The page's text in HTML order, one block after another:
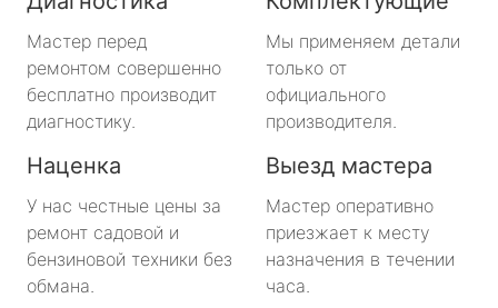
Мастер перед
ремонтом совершенно
бесплатно производит
диагностику.
Мы применяем детали
только от
официального
производителя.
Наценка
У нас честные цены за
ремонт садовой и
бензиновой техники без
обмана.
Выезд мастера
Мастер оперативно
приезжает к месту
назначения в течении
часа.